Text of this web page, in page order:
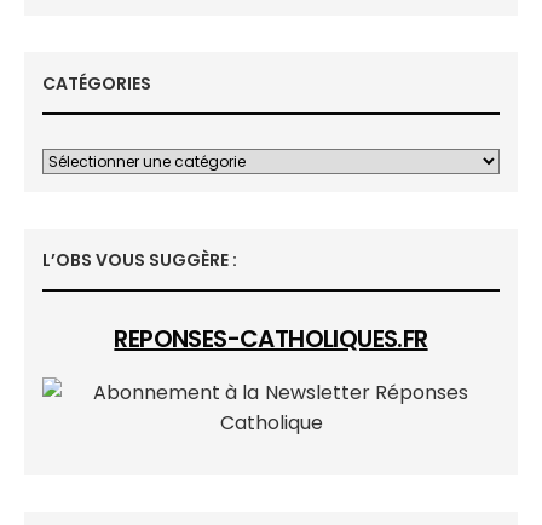
CATÉGORIES
L’OBS VOUS SUGGÈRE :
REPONSES-CATHOLIQUES.FR